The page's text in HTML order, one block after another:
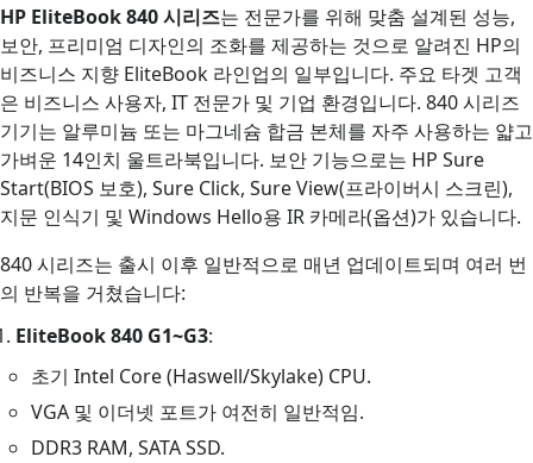
HP EliteBook 840 시리즈는 전문가를 위해 맞춤 설계된 성능,
보안, 프리미엄 디자인의 조화를 제공하는 것으로 알려진 HP의
비즈니스 지향 EliteBook 라인업의 일부입니다. 주요 타겟 고객
은 비즈니스 사용자, IT 전문가 및 기업 환경입니다. 840 시리즈
기기는 알루미늄 또는 마그네슘 합금 본체를 자주 사용하는 얇고
가벼운 14인치 울트라북입니다. 보안 기능으로는 HP Sure
Start(BIOS 보호), Sure Click, Sure View(프라이버시 스크린),
지문 인식기 및 Windows Hello용 IR 카메라(옵션)가 있습니다.
840 시리즈는 출시 이후 일반적으로 매년 업데이트되며 여러 번
의 반복을 거쳤습니다:
EliteBook 840 G1~G3:
초기 Intel Core (Haswell/Skylake) CPU.
VGA 및 이더넷 포트가 여전히 일반적임.
DDR3 RAM, SATA SSD.